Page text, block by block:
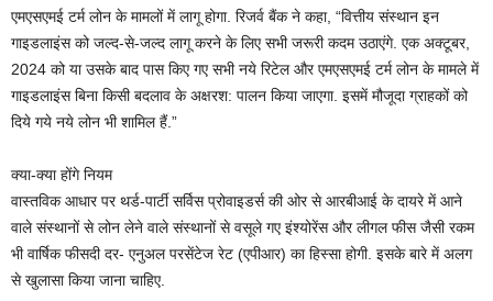
एमएसएमई टर्म लोन के मामलों में लागू होगा. रिजर्व बैंक ने कहा, “वित्तीय संस्थान इन
गाइडलाइंस को जल्द-से-जल्द लागू करने के लिए सभी जरूरी कदम उठाएंगे. एक अक्टूबर,
2024 को या उसके बाद पास किए गए सभी नये रिटेल और एमएसएमई टर्म लोन के मामले में
गाइडलाइंस बिना किसी बदलाव के अक्षरश: पालन किया जाएगा. इसमें मौजूदा ग्राहकों को
दिये गये नये लोन भी शामिल हैं.”
क्या-क्या होंगे नियम
वास्तविक आधार पर थर्ड-पार्टी सर्विस प्रोवाइडर्स की ओर से आरबीआई के दायरे में आने
वाले संस्थानों से लोन लेने वाले संस्थानों से वसूले गए इंश्योरेंस और लीगल फीस जैसी रकम
भी वार्षिक फीसदी दर- एनुअल परसेंटेज रेट (एपीआर) का हिस्सा होगी. इसके बारे में अलग
से खुलासा किया जाना चाहिए.